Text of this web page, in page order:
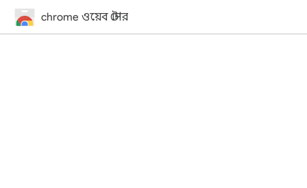
chrome ওয়েব স্টোর